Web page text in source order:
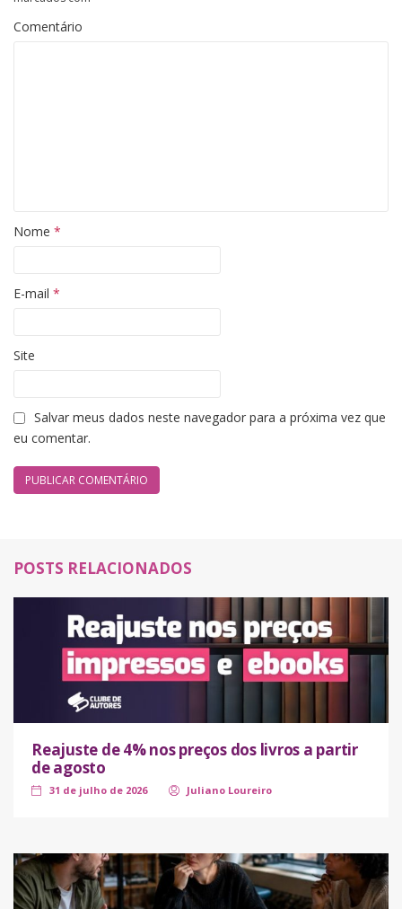
Comentário
Nome *
E-mail *
Site
Salvar meus dados neste navegador para a próxima vez que
eu comentar.
POSTS RELACIONADOS
Reajuste de 4% nos preços dos livros a partir
de agosto
31 de julho de 2026 Juliano Loureiro